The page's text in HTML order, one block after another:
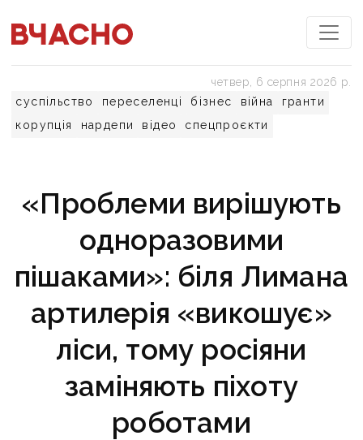
суспільство переселенці бізнес війна
гранти
корупція
нардепи відео спецпроєкти
четвер, 6 серпня 2026 р.
«Проблеми вирішують
одноразовими
пішаками»: біля Лимана
артилерія «викошує»
ліси, тому росіяни
заміняють піхоту
роботами